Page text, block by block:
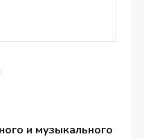
и музыкального